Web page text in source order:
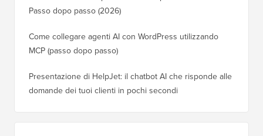
Passo dopo passo (2026)
Come collegare agenti AI con WordPress utilizzando
MCP (passo dopo passo)
Presentazione di HelpJet: il chatbot AI che risponde alle
domande dei tuoi clienti in pochi secondi